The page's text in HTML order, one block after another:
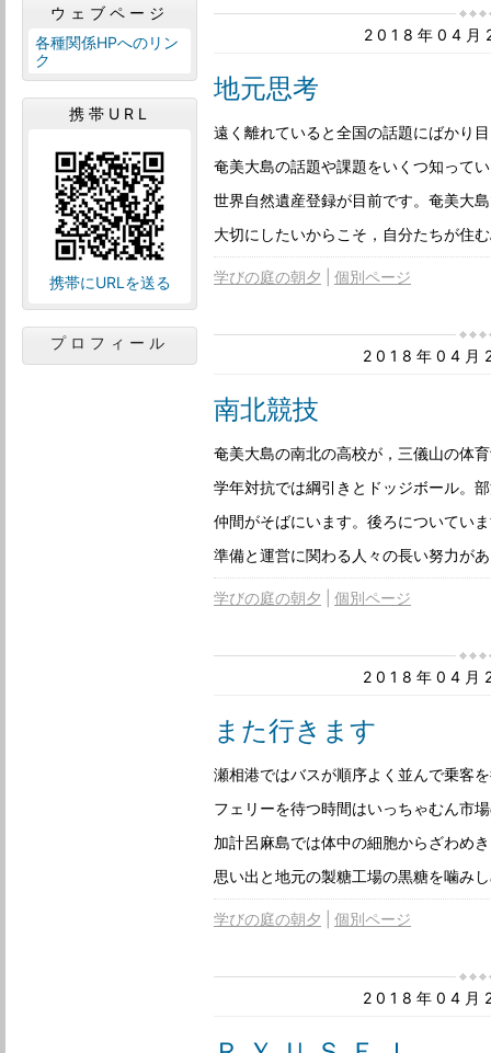
2018年04月
地元思考
遠く離れていると全国の話題にばかり
奄美大島の話題や課題をいくつ知って
世界自然遺産登録が目前です。奄美大
大切にしたいからこそ，自分たちが住
学びの庭の朝夕 個別ページ
2018年04月
南北競技
奄美大島の南北の高校が，三儀山の体
学年対抗では綱引きとドッジボール。
仲間がそばにいます。後ろについてい
準備と運営に関わる人々の長い努力が
学びの庭の朝夕 個別ページ
2018年04月
また行きます
瀬相港ではバスが順序よく並んで乗客
フェリーを待つ時間はいっちゃむん市
加計呂麻島では体中の細胞からざわめ
思い出と地元の製糖工場の黒糖を噛み
学びの庭の朝夕 個別ページ
2018年04月
ウェブページ
各種関係HPへのリン
ク
携帯URL
携帯にURLを送る
プロフィール